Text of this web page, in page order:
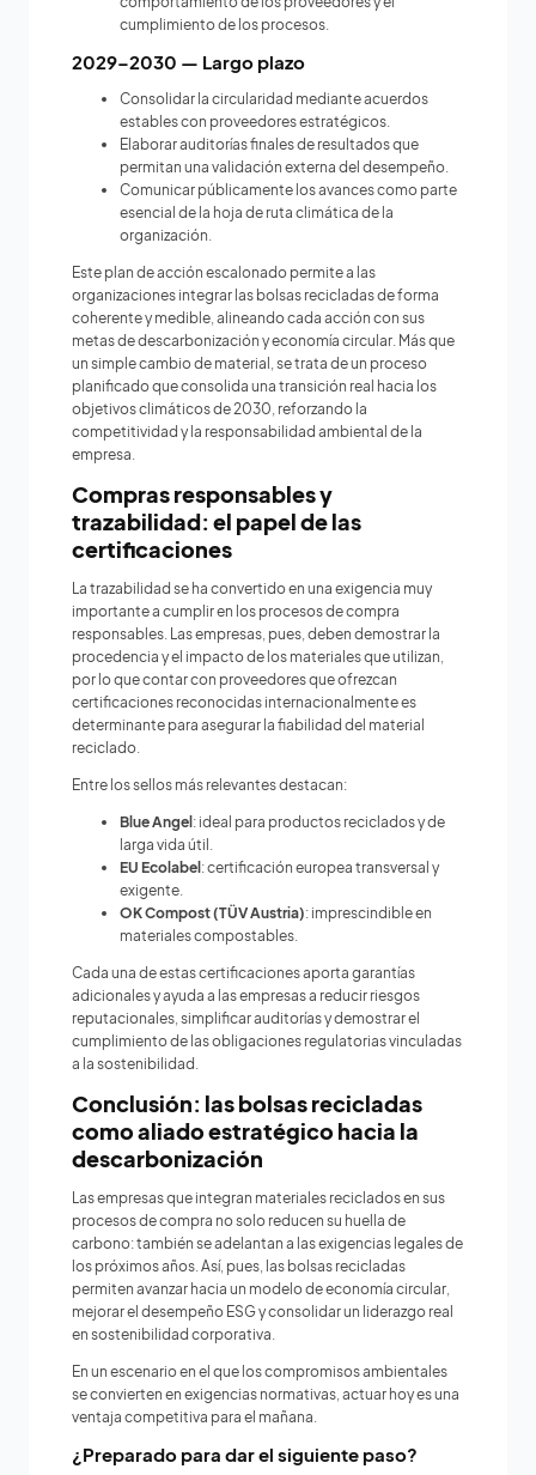
cumplimiento de los procesos.
2029–2030 — Largo plazo
Consolidar la circularidad mediante acuerdos
estables con proveedores estratégicos.
Elaborar auditorías finales de resultados que
permitan una validación externa del desempeño.
Comunicar públicamente los avances como parte
esencial de la hoja de ruta climática de la
organización.
Este plan de acción escalonado permite a las
organizaciones integrar las bolsas recicladas de forma
coherente y medible, alineando cada acción con sus
metas de descarbonización y economía circular. Más que
un simple cambio de material, se trata de un proceso
planificado que consolida una transición real hacia los
objetivos climáticos de 2030, reforzando la
competitividad y la responsabilidad ambiental de la
empresa.
Compras responsables y
trazabilidad: el papel de las
certificaciones
La trazabilidad se ha convertido en una exigencia muy
importante a cumplir en los procesos de compra
responsables. Las empresas, pues, deben demostrar la
procedencia y el impacto de los materiales que utilizan,
por lo que contar con proveedores que ofrezcan
certificaciones reconocidas internacionalmente es
determinante para asegurar la fiabilidad del material
reciclado.
Entre los sellos más relevantes destacan:
Blue Angel : ideal para productos reciclados y de
larga vida útil.
EU Ecolabel : certificación europea transversal y
exigente.
OK Compost (TÜV Austria): imprescindible en
materiales compostables.
Cada una de estas certificaciones aporta garantías
adicionales y ayuda a las empresas a reducir riesgos
reputacionales, simplificar auditorías y demostrar el
cumplimiento de las obligaciones regulatorias vinculadas
a la sostenibilidad.
Conclusión: las bolsas recicladas
como aliado estratégico hacia la
descarbonización
Las empresas que integran materiales reciclados en sus
procesos de compra no solo reducen su huella de
carbono: también se adelantan a las exigencias legales de
los próximos años. Así, pues, las bolsas recicladas
permiten avanzar hacia un modelo de economía circular,
mejorar el desempeño ESG y consolidar un liderazgo real
en sostenibilidad corporativa.
En un escenario en el que los compromisos ambientales
se convierten en exigencias normativas, actuar hoy es una
ventaja competitiva para el mañana.
¿Preparado para dar el siguiente paso?